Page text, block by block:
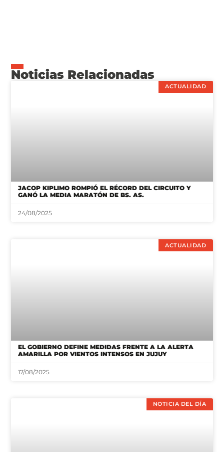
Noticias Relacionadas
ACTUALIDAD
JACOP KIPLIMO ROMPIÓ EL RÉCORD DEL CIRCUITO Y
GANÓ LA MEDIA MARATÓN DE BS. AS.
24/08/2025
ACTUALIDAD
EL GOBIERNO DEFINE MEDIDAS FRENTE A LA ALERTA
AMARILLA POR VIENTOS INTENSOS EN JUJUY
17/08/2025
NOTICIA DEL DÍA